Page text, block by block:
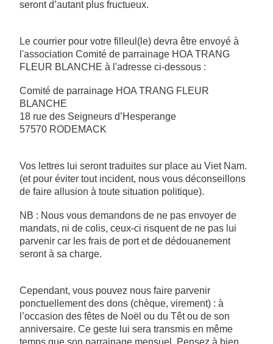
seront d’autant plus fructueux.
Le courrier pour votre filleul(le) devra être envoyé à
l'association Comité de parrainage HOA TRANG
FLEUR BLANCHE à l'adresse ci-dessous :
Comité de parrainage HOA TRANG FLEUR
BLANCHE
18 rue des Seigneurs d’Hesperange
57570 RODEMACK
Vos lettres lui seront traduites sur place au Viet Nam.
(et pour éviter tout incident, nous vous déconseillons
de faire allusion à toute situation politique).
NB : Nous vous demandons de ne pas envoyer de
mandats, ni de colis, ceux-ci risquent de ne pas lui
parvenir car les frais de port et de dédouanement
seront à sa charge.
Cependant, vous pouvez nous faire parvenir
ponctuellement des dons (chèque, virement) : à
l’occasion des fêtes de Noël ou du Têt ou de son
anniversaire. Ce geste lui sera transmis en même
temps que son parrainage mensuel. Pensez à bien